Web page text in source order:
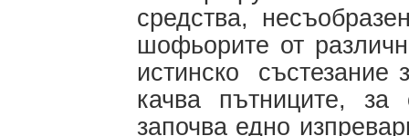
средства,
шофьорите от
истинско състезание
качва пътниците,
започва едно